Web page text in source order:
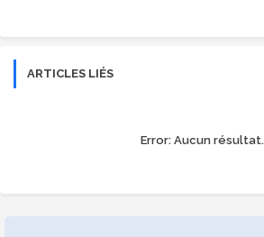
ARTICLES LIÉS
Error:Aucun résultat.